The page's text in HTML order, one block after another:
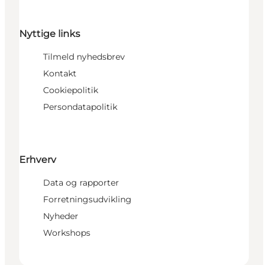
Nyttige links
Tilmeld nyhedsbrev
Kontakt
Cookiepolitik
Persondatapolitik
Erhverv
Data og rapporter
Forretningsudvikling
Nyheder
Workshops